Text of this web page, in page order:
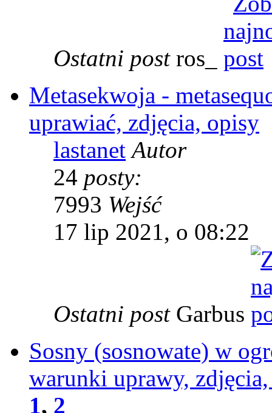
Ostatni post ros_
Metasekwoja -
uprawiać, zdjęcia, opisy
lastanet Autor
24 posty:
7993 Wejść
17 lip 2021, o 08:22
Ostatni post Garbus
Sosny (sosnowate) w
warunki uprawy,
1, 2